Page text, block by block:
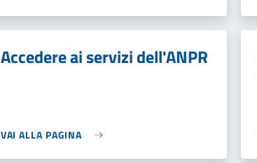
Accedere ai servizi dell'ANPR
VAI ALLA PAGINA